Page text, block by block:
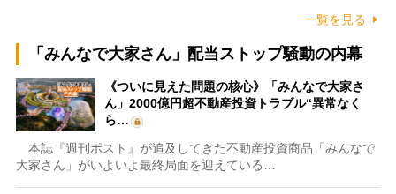
一覧を見る
「みんなで大家さん」配当ストップ騒動の内幕
《ついに見えた問題の核心》「みんなで大家さ
ん」2000億円超不動産投資トラブル“異常なく
ら…
本誌『週刊ポスト』が追及してきた不動産投資商品「みんなで
大家さん」がいよいよ最終局面を迎えている…